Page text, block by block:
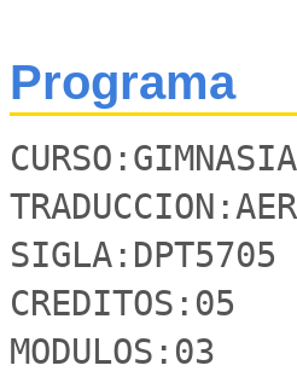
Programa
SIGLA:DPT5705
CREDITOS:05
MODULOS:03